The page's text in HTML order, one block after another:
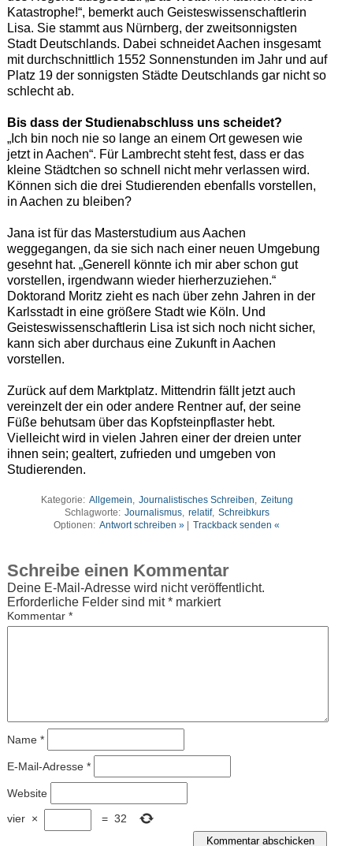
Katastrophe!“, bemerkt auch Geisteswissenschaftlerin
Lisa. Sie stammt aus Nürnberg, der zweitsonnigsten
Stadt Deutschlands. Dabei schneidet Aachen insgesamt
mit durchschnittlich 1552 Sonnenstunden im Jahr und auf
Platz 19 der sonnigsten Städte Deutschlands gar nicht so
schlecht ab.
Bis dass der Studienabschluss uns scheidet?
„Ich bin noch nie so lange an einem Ort gewesen wie
jetzt in Aachen“. Für Lambrecht steht fest, dass er das
kleine Städtchen so schnell nicht mehr verlassen wird.
Können sich die drei Studierenden ebenfalls vorstellen,
in Aachen zu bleiben?
Jana ist für das Masterstudium aus Aachen
weggegangen, da sie sich nach einer neuen Umgebung
gesehnt hat. „Generell könnte ich mir aber schon gut
vorstellen, irgendwann wieder hierherzuziehen.“
Doktorand Moritz zieht es nach über zehn Jahren in der
Karlsstadt in eine größere Stadt wie Köln. Und
Geisteswissenschaftlerin Lisa ist sich noch nicht sicher,
kann sich aber durchaus eine Zukunft in Aachen
vorstellen.
Zurück auf dem Marktplatz. Mittendrin fällt jetzt auch
vereinzelt der ein oder andere Rentner auf, der seine
Füße behutsam über das Kopfsteinpflaster hebt.
Vielleicht wird in vielen Jahren einer der dreien unter
ihnen sein; gealtert, zufrieden und umgeben von
Studierenden.
Kategorie: Allgemein, Journalistisches Schreiben, Zeitung
Schlagworte: Journalismus, relatif, Schreibkurs
Optionen: Antwort schreiben » Trackback senden «
Schreibe einen Kommentar
Deine E-Mail-Adresse wird nicht veröffentlicht.
Erforderliche Felder sind mit*markiert
Kommentar *
Name *
E-Mail-Adresse *
Website
vier × = 32